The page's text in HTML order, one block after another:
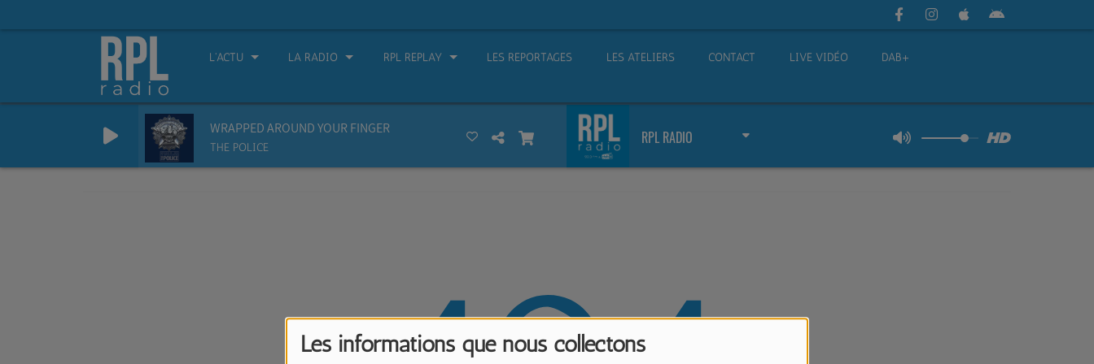
Les informations que nous collectons
L'ACTU LA RADIO RPL REPLAY LES REPORTAGES LES ATELIERS CONTACT LIVE VIDÉO DAB+
WRAPPED AROUND YOUR FINGER
THE POLICE RPL RADIO